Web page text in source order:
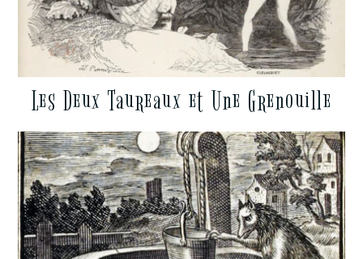
Les Deux Taureaux et Une Grenouille